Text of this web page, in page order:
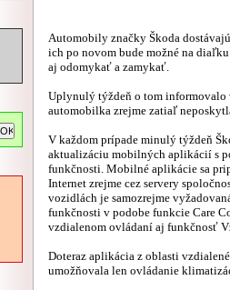
Automobily značky Škoda
ich po novom bude možné na
aj odomykať a zamykať.
Uplynulý týždeň o tom informovalo
automobilka zrejme zatiaľ
V každom prípade minulý týždeň
aktualizáciu mobilných aplikácií s
funkčnosti. Mobilné aplikácie sa
Internet zrejme cez servery
vozidlách je samozrejme
funkčnosti v podobe funkcie Care
vzdialenom ovládaní aj funkčnosť
Doteraz aplikácia z oblasti
umožňovala len ovládanie